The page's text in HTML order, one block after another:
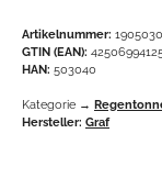
Artikelnummer:
GTIN (EAN):
HAN: 503040
Kategorie →
Hersteller: Graf